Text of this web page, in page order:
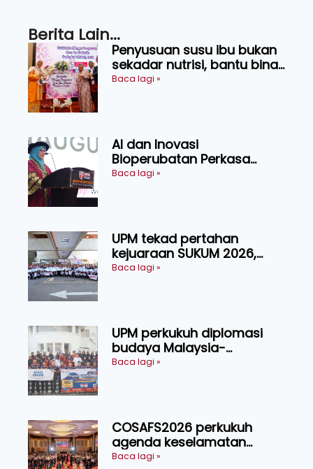
Berita Lain...
Penyusuan susu ibu bukan
sekadar nutrisi, bantu bina
generasi lebih sihat
Baca lagi »
AI dan Inovasi
Bioperubatan Perkasa
Pengesanan Awal Penyakit,
Baca lagi »
UPM tekad pertahan
kejuaraan SUKUM 2026,
sasar 16 pingat emas
Baca lagi »
UPM perkukuh diplomasi
budaya Malaysia-
Indonesia melalui Narasi
Baca lagi »
COSAFS2026 perkukuh
agenda keselamatan
makanan, AgriHub pacu
Baca lagi »